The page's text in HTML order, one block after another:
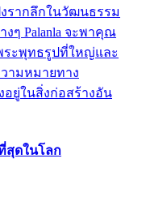
รากลึกในวัฒนธรรม
ๆ Palanla จะพาคุณ
ระพุทธรูปที่ใหญ่และ
ามหมายทาง
ยู่ในสิ่งก่อสร้างอัน
สุดในโลก